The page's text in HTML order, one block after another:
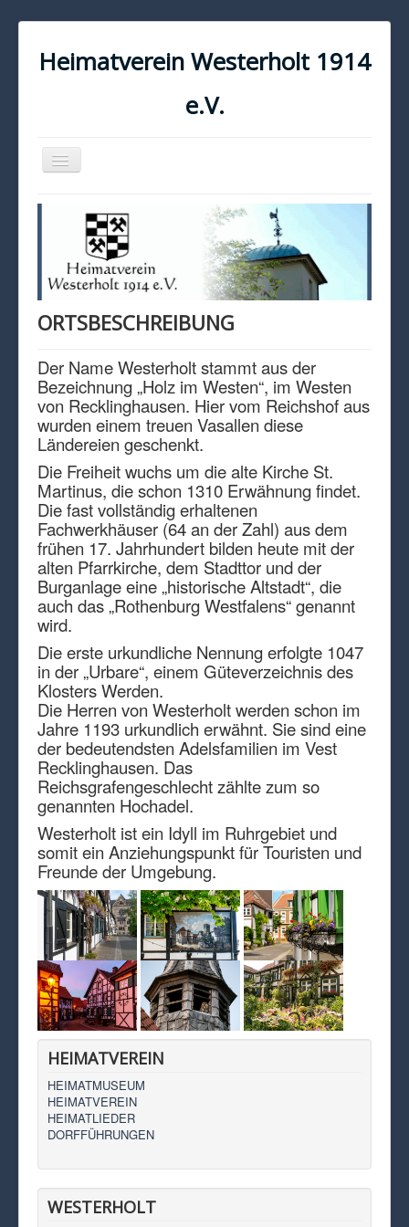
Heimatverein Westerholt 1914
e.V.
Navigation
an/aus
KONTAKT
IMPRESSUM
DATENSCHUTZ
ORTSBESCHREIBUNG
Der Name Westerholt stammt aus der
Bezeichnung „Holz im Westen“, im Westen
von Recklinghausen. Hier vom Reichshof aus
wurden einem treuen Vasallen diese
Ländereien geschenkt.
Die Freiheit wuchs um die alte Kirche St.
Martinus, die schon 1310 Erwähnung findet.
Die fast vollständig erhaltenen
Fachwerkhäuser (64 an der Zahl) aus dem
frühen 17. Jahrhundert bilden heute mit der
alten Pfarrkirche, dem Stadttor und der
Burganlage eine „historische Altstadt“, die
auch das „Rothenburg Westfalens“ genannt
wird.
Die erste urkundliche Nennung erfolgte 1047
in der „Urbare“, einem Güteverzeichnis des
Klosters Werden.
Die Herren von Westerholt werden schon im
Jahre 1193 urkundlich erwähnt. Sie sind eine
der bedeutendsten Adelsfamilien im Vest
Recklinghausen. Das
Reichsgrafengeschlecht zählte zum so
genannten Hochadel.
Westerholt ist ein Idyll im Ruhrgebiet und
somit ein Anziehungspunkt für Touristen und
Freunde der Umgebung.
HEIMATVEREIN
HEIMATMUSEUM
HEIMATVEREIN
HEIMATLIEDER
DORFFÜHRUNGEN
WESTERHOLT